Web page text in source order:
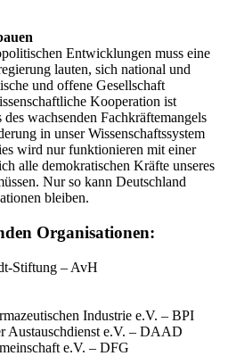
Entwicklungen muss eine
lauten, sich national und
und offene Gesellschaft
Kooperation ist
wachsenden Fachkräftemangels
in unser Wissenschaftssystem
wird nur funktionieren mit einer
alle demokratischen Kräfte unseres
Nur so kann Deutschland
bleiben.
Organisationen:
Stiftung – AvH
Industrie e.V. – BPI
e.V. – DAAD
e.V. – DFG